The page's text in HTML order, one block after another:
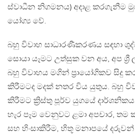
ස්වාධීන නිගමනය) අදාළ කරගැනීම
යෝග්‍ය වේ.
බහු විවාහ සාධාරණීකරණය සඳහා
සොයා යෑමට උත්සුක වන අය, අප ශ්‍රී
බහු විවාහය මගින් ප්‍රායෝගිකව සිදු
කිරීමටද මදක් නතර විය යුතුය. බහු
කිරීමට ක්‍රිස්තු පූර්ව යුගයේ
හැර පෑම වෙනුවට ළමා අපචාර, තම
සහ හිංසාකිරීම, හිතූ මනාපයේ දරුවන්